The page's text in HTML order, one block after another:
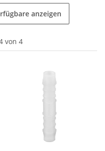
anzeigen
von 4